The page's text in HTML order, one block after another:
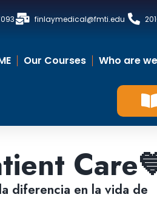
finlaymedical@fmti.edu
Our Courses Who are
Care
diferencia en la vida de